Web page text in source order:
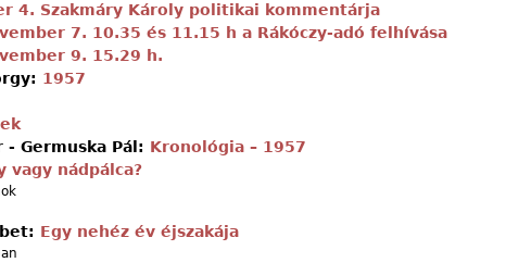
4. Szakmáry Károly politikai kommentárja
7. 10.35 és 11.15 h a Rákóczy-adó felhívása
9. 15.29 h.
1957
- Germuska Pál: Kronológia – 1957
vagy nádpálca?
Egy nehéz év éjszakája